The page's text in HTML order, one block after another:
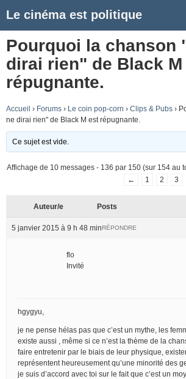
Le cinéma est politique
Pourquoi la chanson
dirai rien" de Black
répugnante.
Accueil › Forums › Le coin pop-corn › Clips & Pubs ›
ne dirai rien" de Black M est répugnante.
Ce sujet est vide.
Affichage de 10 messages - 136 par 150 (sur 154 au
←
1 2 3
Auteur/e Posts
5 janvier 2015 à 9 h 48 minRÉPONDRE
flo
Invité
hgygyu,
je ne pense hélas pas que c’est un mythe, les
existe aussi , même si ce n’est la thème de la
faire entretenir par le biais de leur physique,
représentent heureusement qu’une minorité des
je suis d’accord avec toi sur le fait que c’est un